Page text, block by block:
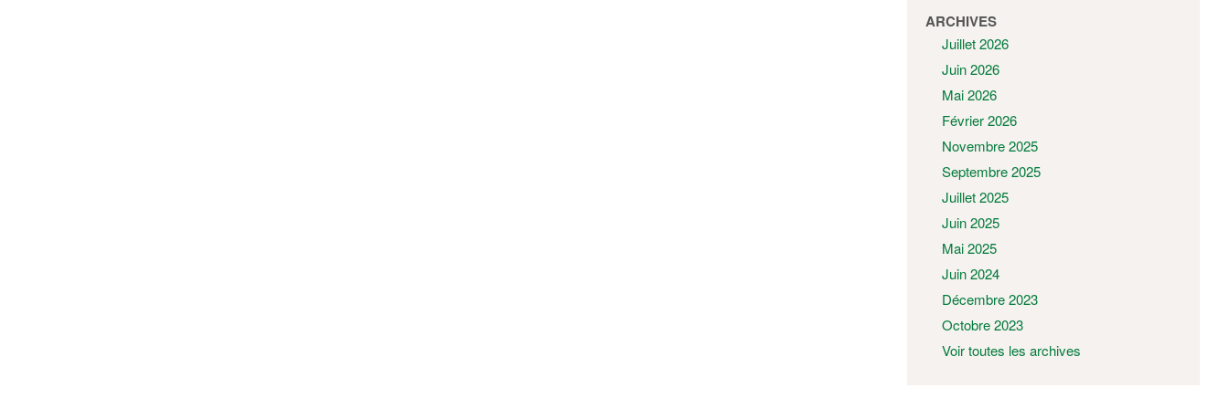
ARCHIVES
Juillet 2026
Juin 2026
Mai 2026
Février 2026
Novembre 2025
Septembre 2025
Juillet 2025
Juin 2025
Mai 2025
Juin 2024
Décembre 2023
Octobre 2023
Voir toutes les archives